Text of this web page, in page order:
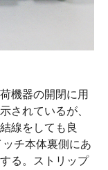
機器の開閉に用
されているが、
線をしても良
チ本体裏側にあ
る。ストリップ